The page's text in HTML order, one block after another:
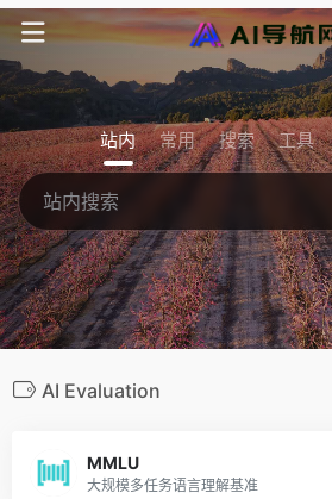
站内 常用 搜索 工具
AI Evaluation
MMLU
大规模多任务语言理解基准